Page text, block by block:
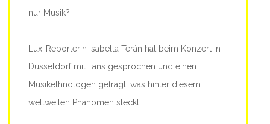
nur Musik?
Lux-Reporterin Isabella Terán hat beim Konzert in
Düsseldorf mit Fans gesprochen und einen
Musikethnologen gefragt, was hinter diesem
weltweiten Phänomen steckt.